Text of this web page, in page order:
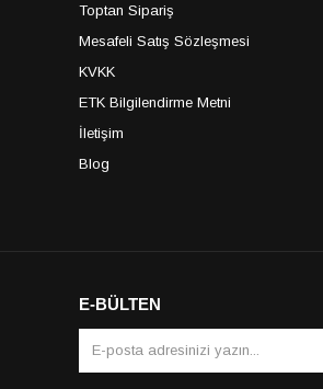
Toptan Sipariş
Mesafeli Satış Sözleşmesi
KVKK
ETK Bilgilendirme Metni
İletişim
Blog
E-BÜLTEN